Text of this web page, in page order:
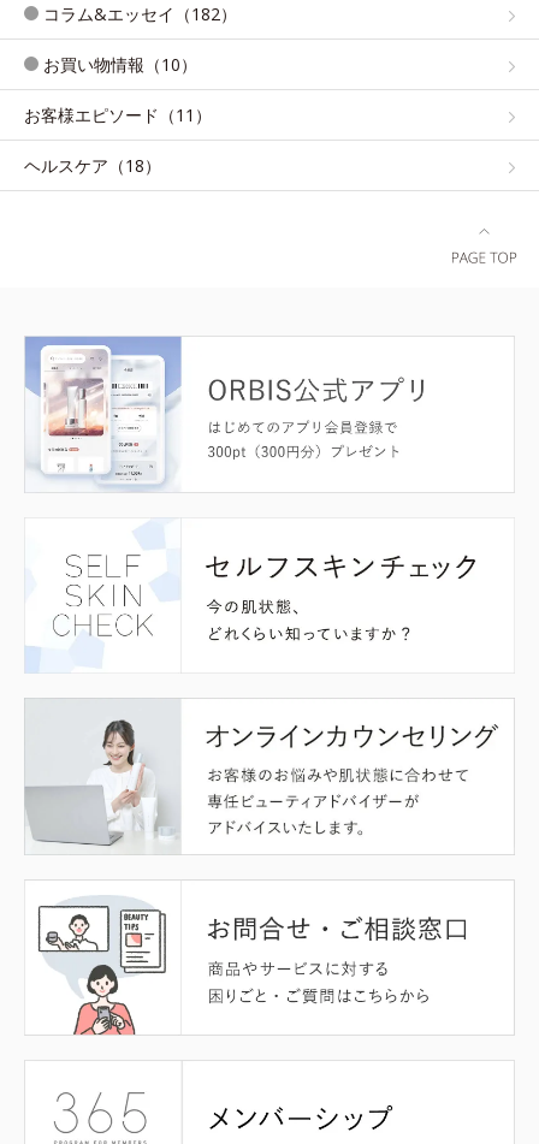
コラム&エッセイ（182）
お買い物情報（10）
お客様エピソード（11）
ヘルスケア（18）